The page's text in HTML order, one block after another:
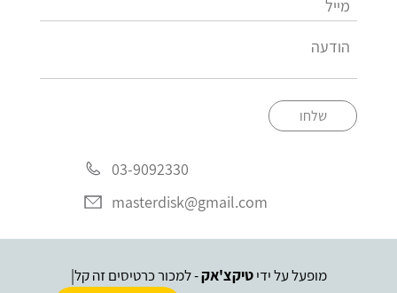
שלחו
03-9092330
masterdisk@gmail.com
מופעל על ידיטיקצ'אק- למכור כרטיסים זה קל